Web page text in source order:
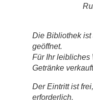
Die Bibliothek ist
geöffnet.
Für Ihr leibliches
Getränke
Der Eintritt ist
erforderlich.